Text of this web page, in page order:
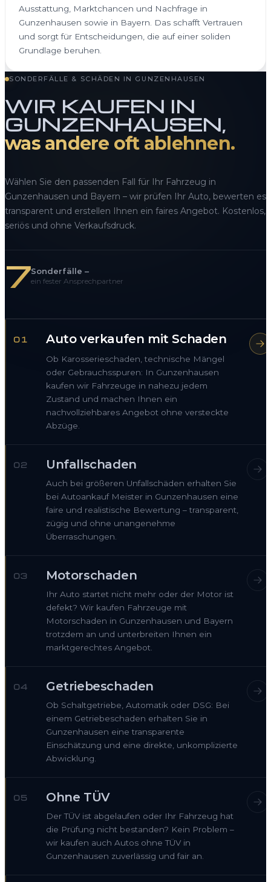
Ausstattung, Marktchancen und Nachfrage in
Gunzenhausen sowie in Bayern. Das schafft Vertrauen
und sorgt für Entscheidungen, die auf einer soliden
Grundlage beruhen.
SONDERFÄLLE & SCHÄDEN IN GUNZENHAUSEN
WIR KAUFEN IN
GUNZENHAUSEN,
was andere oft ablehnen.
Wählen Sie den passenden Fall für Ihr Fahrzeug in
Gunzenhausen und Bayern – wir prüfen Ihr Auto, bewerten es
transparent und erstellen Ihnen ein faires Angebot. Kostenlos,
seriös und ohne Verkaufsdruck.
7Sonderfälle –
ein fester Ansprechpartner
01 Auto verkaufen mit Schaden
Ob Karosserieschaden, technische Mängel
oder Gebrauchsspuren: In Gunzenhausen
kaufen wir Fahrzeuge in nahezu jedem
Zustand und machen Ihnen ein
nachvollziehbares Angebot ohne versteckte
Abzüge.
02 Unfallschaden
Auch bei größeren Unfallschäden erhalten Sie
bei Autoankauf Meister in Gunzenhausen eine
faire und realistische Bewertung – transparent,
zügig und ohne unangenehme
Überraschungen.
03 Motorschaden
Ihr Auto startet nicht mehr oder der Motor ist
defekt? Wir kaufen Fahrzeuge mit
Motorschaden in Gunzenhausen und Bayern
trotzdem an und unterbreiten Ihnen ein
marktgerechtes Angebot.
04 Getriebeschaden
Ob Schaltgetriebe, Automatik oder DSG: Bei
einem Getriebeschaden erhalten Sie in
Gunzenhausen eine transparente
Einschätzung und eine direkte, unkomplizierte
Abwicklung.
05 Ohne TÜV
Der TÜV ist abgelaufen oder Ihr Fahrzeug hat
die Prüfung nicht bestanden? Kein Problem –
wir kaufen auch Autos ohne TÜV in
Gunzenhausen zuverlässig und fair an.